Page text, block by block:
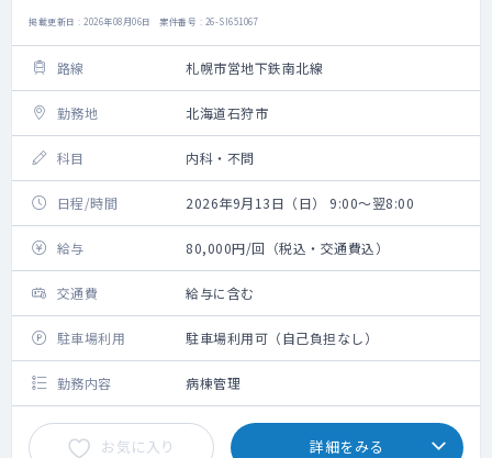
掲載更新日 : 2026年08月06日 案件番号 : 26-SI651067
路線 札幌市営地下鉄南北線
勤務地 北海道石狩市
科目 内科・不問
日程/時間 2026年9月13日（日） 9:00～翌8:00
給与 80,000円/回（税込・交通費込）
交通費 給与に含む
駐車場利用 駐車場利用可（自己負担なし）
勤務内容 病棟管理
お気に入り 詳細をみる